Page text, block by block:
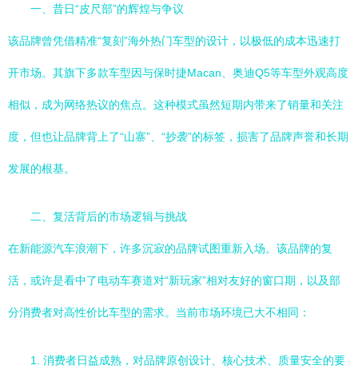
一、昔日“皮尺部”的辉煌与争议
该品牌曾凭借精准“复刻”海外热门车型的设计，以极低的成本迅速打
开市场。其旗下多款车型因与保时捷Macan、奥迪Q5等车型外观高度
相似，成为网络热议的焦点。这种模式虽然短期内带来了销量和关注
度，但也让品牌背上了“山寨”、“抄袭”的标签，损害了品牌声誉和长期
发展的根基。
二、复活背后的市场逻辑与挑战
在新能源汽车浪潮下，许多沉寂的品牌试图重新入场。该品牌的复
活，或许是看中了电动车赛道对“新玩家”相对友好的窗口期，以及部
分消费者对高性价比车型的需求。当前市场环境已大不相同：
1. 消费者日益成熟，对品牌原创设计、核心技术、质量安全的要